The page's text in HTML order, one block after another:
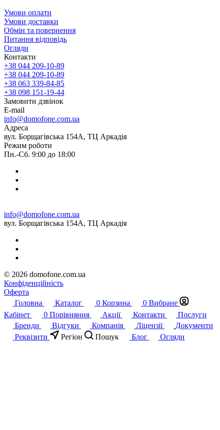
Умови оплати
Умови доставки
Обмін та повернення
Питання відповідь
Огляди
Контакти
+38 044 209-10-89
+38 044 209-10-89
+38 063 339-84-85
+38 098 151-19-44
Замовити дзвінок
E-mail
info@domofone.com.ua
Адреса
вул. Борщагівська 154А, ТЦ Аркадія
Режим роботи
Пн.-Сб. 9:00 до 18:00
info@domofone.com.ua
вул. Борщагівська 154А, ТЦ Аркадія
© 2026 domofone.com.ua
Конфіденційність
Оферта
Головна
Каталог 0 Корзина 0 Вибране
Кабінет
0 Порівняння Акції Контакти
Послуги
Бренди
Відгуки Компанія Ліцензії
Документи
Реквізити
Регіон Пошук Блог Огляди